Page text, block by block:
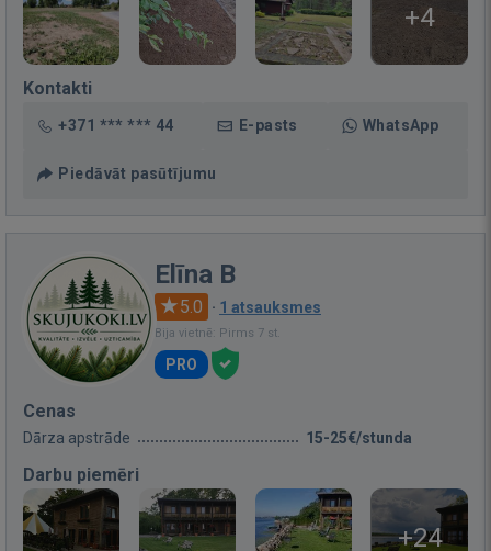
+4
Kontakti
+371 *** *** 44 E-pasts WhatsApp
Piedāvāt pasūtījumu
Elīna B
5.0 · 1 atsauksmes
Bija vietnē: Pirms 7 st.
PRO
Cenas
Dārza apstrāde 15-25€/stunda
Darbu piemēri
+24